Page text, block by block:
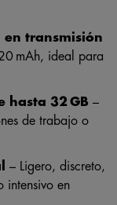
en transmisión
mAh, ideal para
hasta 32 GB –
de trabajo o
– Ligero, discreto,
intensivo en